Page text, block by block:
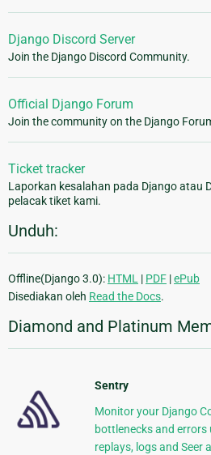
Django Discord Server
Join the Django Discord Community.
Official Django Forum
Join the community on the Django
Ticket tracker
Laporkan kesalahan pada Django atau
pelacak tiket kami.
Unduh:
Offline(Django 3.0): HTML | PDF |ePub
Disediakan oleh Read the Docs.
Diamond and Platinum
Sentry
Monitor your Django
bottlenecks and
replays, logs and Seer